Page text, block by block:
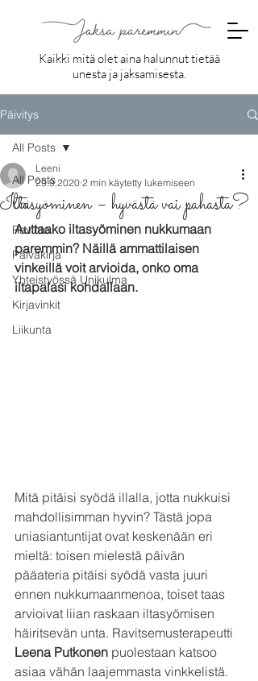
Kaikki mitä olet aina halunnut tietää
unesta ja jaksamisesta.
Päivitys
All Posts
Uni
Ravinto
Päiväkirja
Yhteistyössä Unikulma
Kirjavinkit
Liikunta
All Posts
Iltasyöminen – hyvästä vai pahasta?
Leeni
29.9.2020 2 min käytetty lukemiseen
Auttaako iltasyöminen nukkumaan
paremmin? Näillä ammattilaisen
vinkeillä voit arvioida, onko oma
iltapalasi kohdallaan.
Mitä pitäisi syödä illalla, jotta nukkuisi
mahdollisimman hyvin? Tästä jopa
uniasiantuntijat ovat keskenään eri
mieltä: toisen mielestä päivän
pääateria pitäisi syödä vasta juuri
ennen nukkumaanmenoa, toiset taas
arvioivat liian raskaan iltasyömisen
häiritsevän unta. Ravitsemusterapeutti
Leena Putkonen puolestaan katsoo
asiaa vähän laajemmasta vinkkelistä.